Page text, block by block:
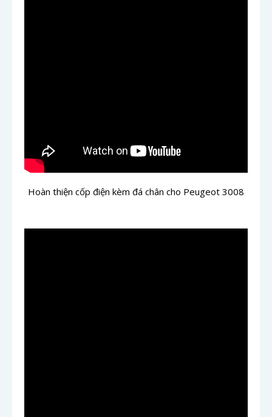
Hoàn thiện cốp điện kèm đá chân cho Peugeot 3008